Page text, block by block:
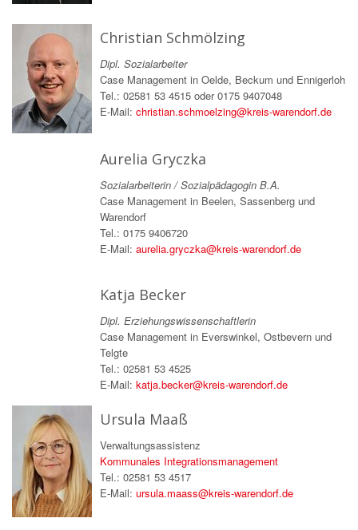
Christian Schmölzing
Dipl. Sozialarbeiter
Case Management in Oelde, Beckum und Ennigerloh
Tel.: 02581 53 4515 oder 0175 9407048
E-Mail: christian.schmoelzing@kreis-warendorf.de
Aurelia Gryczka
Sozialarbeiterin / Sozialpädagogin B.A.
Case Management in Beelen, Sassenberg und
Warendorf
Tel.: 0175 9406720
E-Mail: aurelia.gryczka@kreis-warendorf.de
Katja Becker
Dipl. Erziehungswissenschaftlerin
Case Management in Everswinkel, Ostbevern und
Telgte
Tel.: 02581 53 4525
E-Mail: katja.becker@kreis-warendorf.de
Ursula Maaß
Verwaltungsassistenz
Kommunales Integrationsmanagement
Tel.: 02581 53 4517
E-Mail: ursula.maass@kreis-warendorf.de